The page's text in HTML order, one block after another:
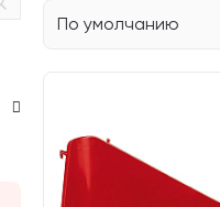
По умолчанию